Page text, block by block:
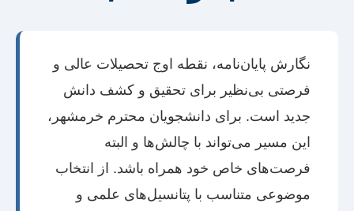
نگارش پایان‌نامه، نقطه اوج تحصیلات عالی و
فرصتی بی‌نظیر برای تحقیق و کشف دانش
جدید است. برای دانشجویان محترم خرمشهر،
این مسیر می‌تواند با چالش‌ها و البته
فرصت‌های خاص خود همراه باشد. از انتخاب
موضوعی متناسب با پتانسیل‌های علمی و